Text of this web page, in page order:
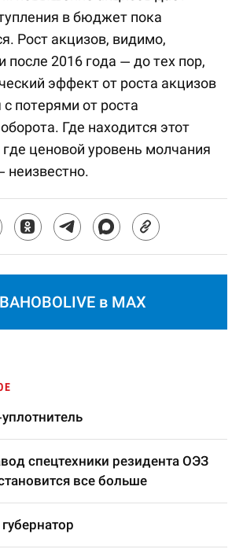
в бюджет пока
Рост акцизов, видимо,
после 2016 года — до тех пор,
эффект от роста акцизов
с потерями от роста
Где находится этот
ценовой уровень молчания
неизвестно.
в MAX
спецтехники резидента ОЭЗ
все больше